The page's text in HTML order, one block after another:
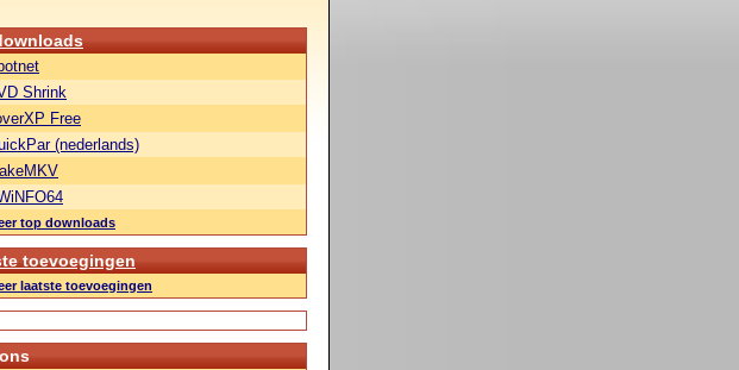
Shrink
Free
(nederlands)
top downloads
toevoegingen
laatste toevoegingen